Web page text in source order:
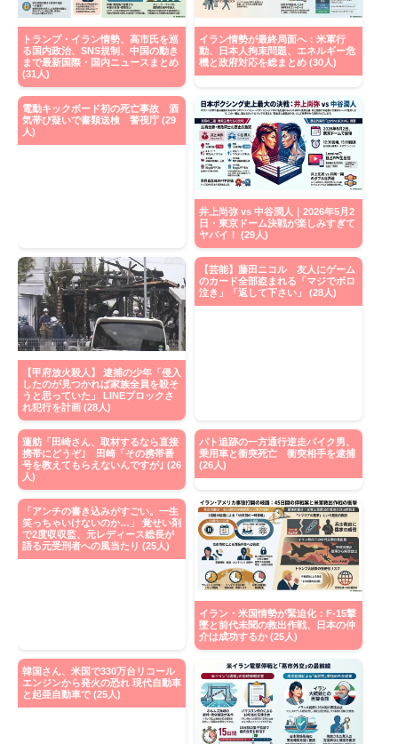
トランプ・イラン情勢、高市氏を巡
る国内政治、SNS規制、中国の動き
まで最新国際・国内ニュースまとめ
(31人)
イラン情勢が最終局面へ：米軍行
動、日本人拘束問題、エネルギー危
機と政府対応を総まとめ (30人)
電動キックボード初の死亡事故 酒
気帯び疑いで書類送検 警視庁 (29
人)
井上尚弥 vs 中谷潤人｜2026年5月2
日・東京ドーム決戦が楽しみすぎて
ヤバイ！ (29人)
【甲府放火殺人】 逮捕の少年「侵入
したのが見つかれば家族全員を殺そ
うと思っていた」 LINEブロックさ
れ犯行を計画 (28人)
【芸能】藤田ニコル 友人にゲーム
のカード全部盗まれる「マジでボロ
泣き」「返して下さい」 (28人)
蓮舫「田崎さん、取材するなら直接
携帯にどうぞ｣ 田崎「その携帯番
号を教えてもらえないんですが｣ (26
人)
パト追跡の一方通行逆走バイク男、
乗用車と衝突死亡 衝突相手を逮捕
(26人)
「アンチの書き込みがすごい。一生
笑っちゃいけないのか…」 覚せい剤
で2度収収監、元レディース総長が
語る元受刑者への風当たり (25人)
イラン・米国情勢が緊迫化：F-15撃
墜と前代未聞の救出作戦、日本の仲
介は成功するか (25人)
韓国さん、米国で330万台リコール
エンジンから発火の恐れ 現代自動車
と起亜自動車で (25人)